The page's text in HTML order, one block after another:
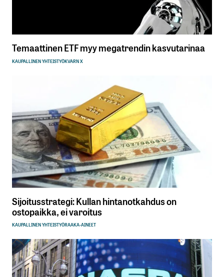
Temaattinen ETF myy megatrendin kasvutarinaa
KAUPALLINEN YHTEISTYÖKVARN X
Sijoitusstrategi: Kullan hintanotkahdus on
ostopaikka, ei varoitus
KAUPALLINEN YHTEISTYÖRAAKA-AINEET